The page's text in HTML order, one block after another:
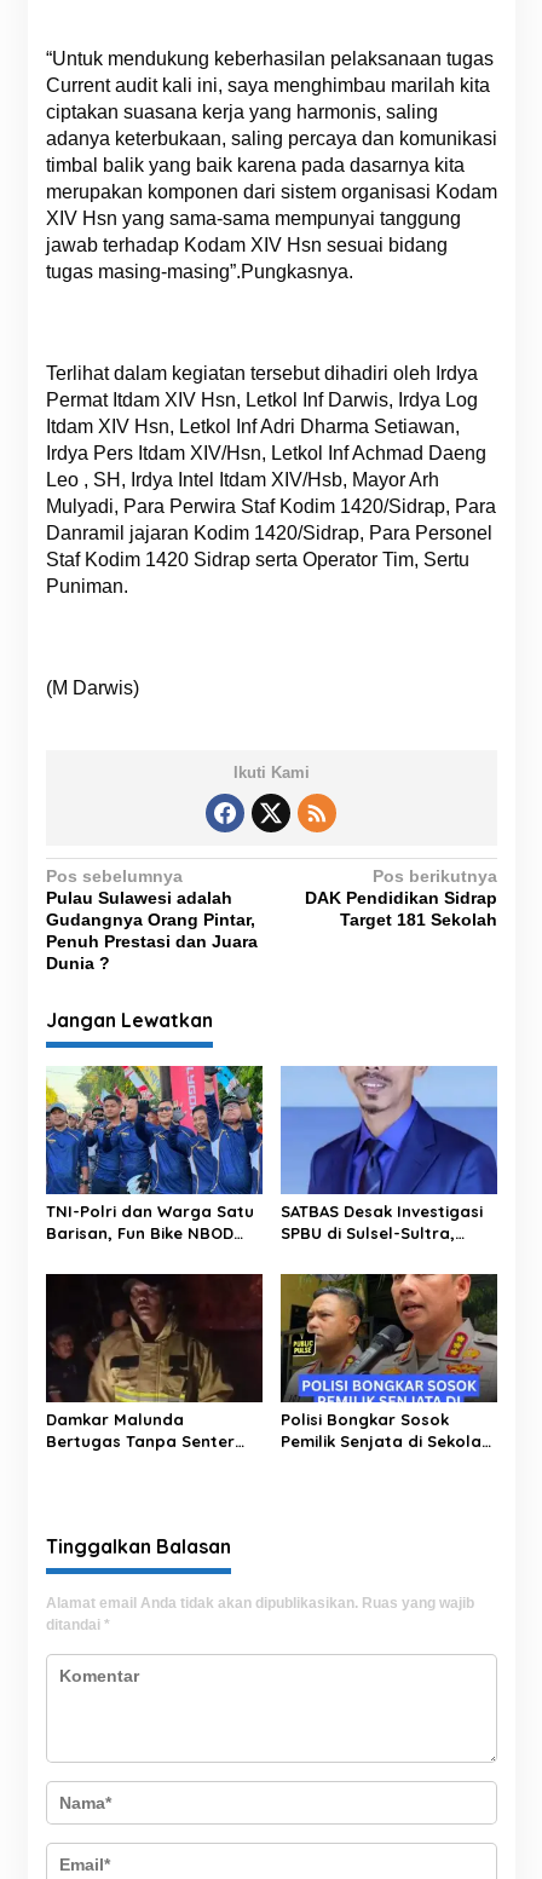
“Untuk mendukung keberhasilan pelaksanaan tugas
Current audit kali ini, saya menghimbau marilah kita
ciptakan suasana kerja yang harmonis, saling
adanya keterbukaan, saling percaya dan komunikasi
timbal balik yang baik karena pada dasarnya kita
merupakan komponen dari sistem organisasi Kodam
XIV Hsn yang sama-sama mempunyai tanggung
jawab terhadap Kodam XIV Hsn sesuai bidang
tugas masing-masing”.Pungkasnya.
Terlihat dalam kegiatan tersebut dihadiri oleh Irdya
Permat Itdam XIV Hsn, Letkol Inf Darwis, Irdya Log
Itdam XIV Hsn, Letkol Inf Adri Dharma Setiawan,
Irdya Pers Itdam XIV/Hsn, Letkol Inf Achmad Daeng
Leo , SH, Irdya Intel Itdam XIV/Hsb, Mayor Arh
Mulyadi, Para Perwira Staf Kodim 1420/Sidrap, Para
Danramil jajaran Kodim 1420/Sidrap, Para Personel
Staf Kodim 1420 Sidrap serta Operator Tim, Sertu
Puniman.
(M Darwis)
Ikuti Kami
N
a
v
i
g
a
s
i
p
o
s
Pos sebelumnya
Pulau Sulawesi adalah
Gudangnya Orang Pintar,
Penuh Prestasi dan Juara
Dunia ?
Pos berikutnya
DAK Pendidikan Sidrap
Target 181 Sekolah
Jangan Lewatkan
TNI-Polri dan Warga Satu
Barisan, Fun Bike NBOD
Kebersamaan
SATBAS Desak Investigasi
SPBU di Sulsel-Sultra,
Pelayanan hingga
Kesejahteraan Karyawan
Damkar Malunda
Bertugas Tanpa Senter
Polisi Bongkar Sosok
Pemilik Senjata di Sekolah
Tinggalkan Balasan
Alamat email Anda tidak akan dipublikasikan. Ruas yang wajib
ditandai *